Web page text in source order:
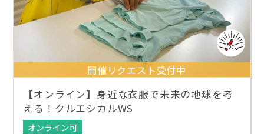
開催リクエスト受付中
【オンライン】身近な衣服で未来の地球を考
える！クルエシカルWS
オンライン可